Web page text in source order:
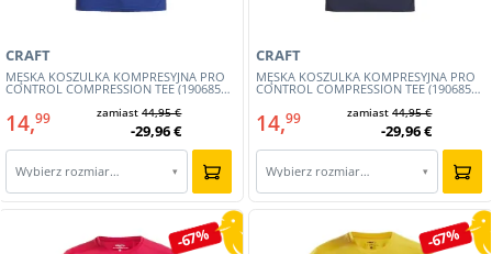
MĘSKA KOSZULKA KOMPRESYJNA PRO
CONTROL COMPRESSION TEE (1906855-
CRAFT
14,99 zamiast44,95 €
-29,96 €
Wybierz rozmiar… ▾
MĘSKA KOSZULKA KOMPRESYJNA PRO
CONTROL COMPRESSION TEE (1906855-
CRAFT
14,99 zamiast44,95 €
-29,96 €
Wybierz rozmiar… ▾
-67% -67%